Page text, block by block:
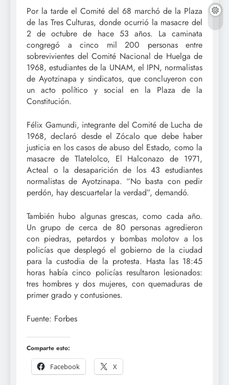
Por la tarde el Comité del 68 marchó de la Plaza
de las Tres Culturas, donde ocurrió la masacre del
2 de octubre de hace 53 años. La caminata
congregó a cinco mil 200 personas entre
sobrevivientes del Comité Nacional de Huelga de
1968, estudiantes de la UNAM, el IPN, normalistas
de Ayotzinapa y sindicatos, que concluyeron con
un acto político y social en la Plaza de la
Constitución.
Félix Gamundi, integrante del Comité de Lucha de
1968, declaró desde el Zócalo que debe haber
justicia en los casos de abuso del Estado, como la
masacre de Tlatelolco, El Halconazo de 1971,
Acteal o la desaparición de los 43 estudiantes
normalistas de Ayotzinapa. “No basta con pedir
perdón, hay descuartelar la verdad”, demandó.
También hubo algunas grescas, como cada año.
Un grupo de cerca de 80 personas agredieron
con piedras, petardos y bombas molotov a los
policías que desplegó el gobierno de la ciudad
para la custodia de la protesta. Hasta las 18:45
horas había cinco policías resultaron lesionados:
tres hombres y dos mujeres, con quemaduras de
primer grado y contusiones.
Fuente: Forbes
Comparte esto:
Facebook
X